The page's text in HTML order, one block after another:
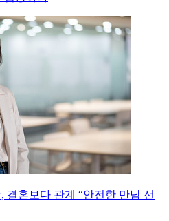
결혼보다 관계 “안전한 만남 선